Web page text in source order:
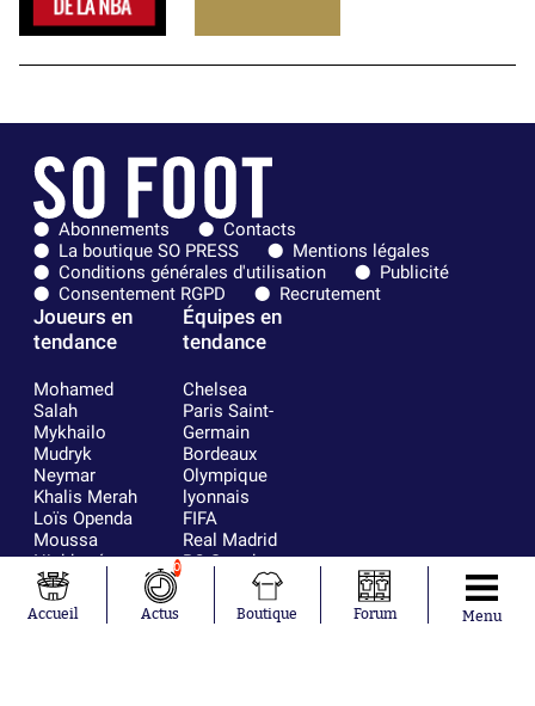
Abonnements
Contacts
La boutique SO PRESS
Mentions légales
Conditions générales d'utilisation
Publicité
Consentement RGPD
Recrutement
Joueurs en
tendance
Mohamed
Salah
Mykhailo
Mudryk
Neymar
Khalis Merah
Loïs Openda
Moussa
Niakhaté
Nicolás
Tagliafico
Pavel Šulc
Équipes en
tendance
Chelsea
Paris Saint-
Germain
Bordeaux
Olympique
lyonnais
FIFA
Real Madrid
RC Strasbourg
AC Milan
RC Lens
Accueil
0
Actus Boutique Forum Menu